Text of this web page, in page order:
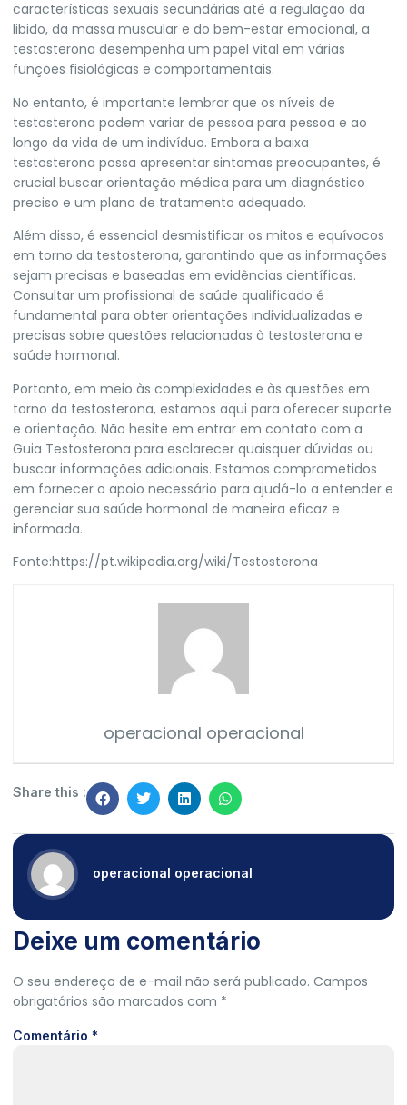
características sexuais secundárias até a regulação da
libido, da massa muscular e do bem-estar emocional, a
testosterona desempenha um papel vital em várias
funções fisiológicas e comportamentais.
No entanto, é importante lembrar que os níveis de
testosterona podem variar de pessoa para pessoa e ao
longo da vida de um indivíduo. Embora a baixa
testosterona possa apresentar sintomas preocupantes, é
crucial buscar orientação médica para um diagnóstico
preciso e um plano de tratamento adequado.
Além disso, é essencial desmistificar os mitos e equívocos
em torno da testosterona, garantindo que as informações
sejam precisas e baseadas em evidências científicas.
Consultar um profissional de saúde qualificado é
fundamental para obter orientações individualizadas e
precisas sobre questões relacionadas à testosterona e
saúde hormonal.
Portanto, em meio às complexidades e às questões em
torno da testosterona, estamos aqui para oferecer suporte
e orientação. Não hesite em entrar em contato com a
Guia Testosterona para esclarecer quaisquer dúvidas ou
buscar informações adicionais. Estamos comprometidos
em fornecer o apoio necessário para ajudá-lo a entender e
gerenciar sua saúde hormonal de maneira eficaz e
informada.
Fonte:https://pt.wikipedia.org/wiki/Testosterona
operacional operacional
Share this :
operacional operacional
Deixe um comentário
O seu endereço de e-mail não será publicado. Campos
obrigatórios são marcados com *
Comentário *